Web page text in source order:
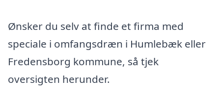
Ønsker du selv at finde et firma med
speciale i omfangsdræn i Humlebæk eller
Fredensborg kommune, så tjek
oversigten herunder.